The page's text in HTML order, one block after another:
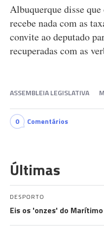
Albuquerque disse
recebe nada com as
convite ao deputado
recuperadas com as
ASSEMBLEIA LEGISLATIVA
0 Comentários
Últimas
DESPORTO
Eis os 'onzes' do